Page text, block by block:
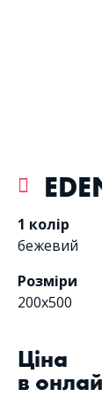
1 колір
бежевий
Розміри
200x500
Цiна
в